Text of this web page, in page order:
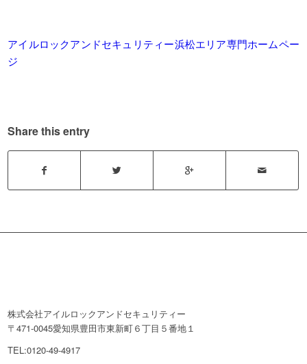
アイルロックアンドセキュリティー浜松エリア専門ホームペー
ジ
Share this entry
株式会社アイルロックアンドセキュリティー
〒471-0045愛知県豊田市東新町６丁目５番地１
TEL:0120-49-4917